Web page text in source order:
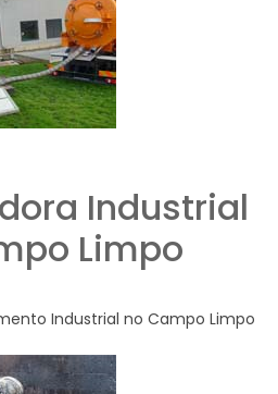
Industrial
Limpo
Industrial no Campo Limpo